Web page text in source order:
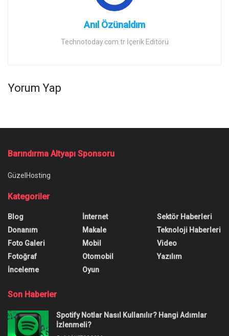
Anıl Özünaldım
Technotoday.com.tr İçerik Editörü
Yorum Yap
Instagram Hikayeye Bakanlar
Gözükmüyor, Çözümü Nedir?
Instagram hikaye bakanlar gözükmüyor, ne
yapmalıyım diye merak ediyorsanız bu rehberdeki
adımları takip edebilirsiniz.
Yazar: Anıl Özünaldım